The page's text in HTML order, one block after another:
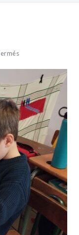
I
M
G
2
0
2
6
0
2
0
3
_
1
4
5